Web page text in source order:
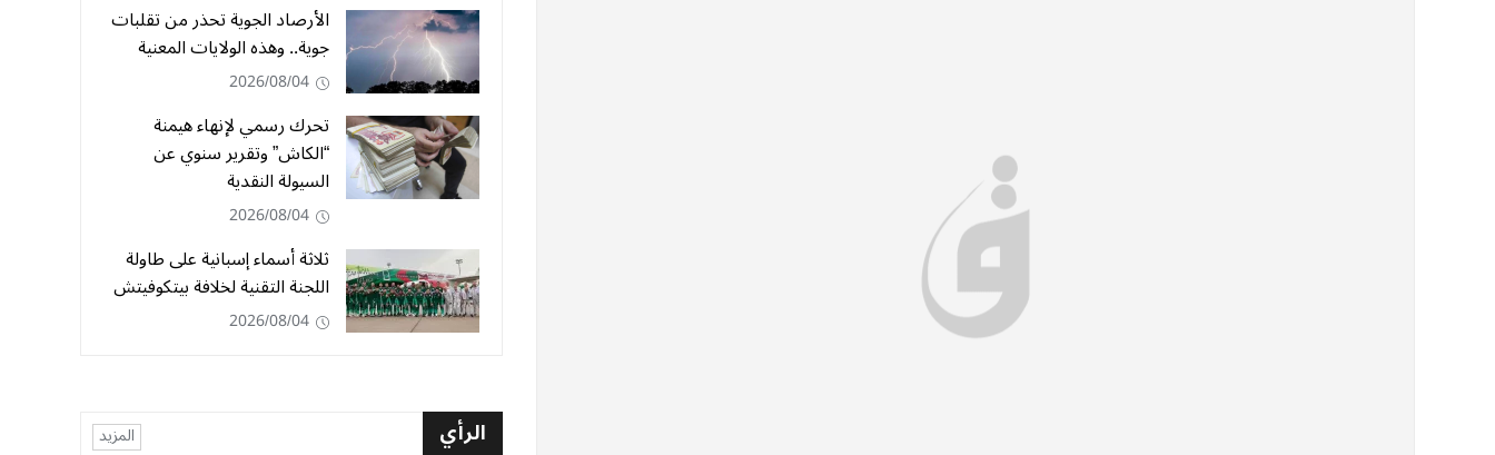
الأرصاد الجوية تحذر من تقلبات
جوية.. وهذه الولايات المعنية
2026/08/04
تحرك رسمي لإنهاء هيمنة
“الكاش” وتقرير سنوي عن
السيولة النقدية
2026/08/04
ثلاثة أسماء إسبانية على طاولة
اللجنة التقنية لخلافة بيتكوفيتش
2026/08/04
الرأي المزيد